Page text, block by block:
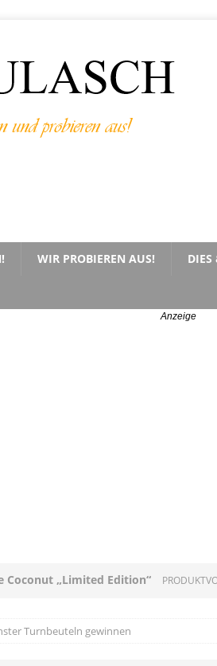
WIR PROBIEREN AUS! DIES
Coconut „Limited Edition“
Turnbeuteln gewinnen